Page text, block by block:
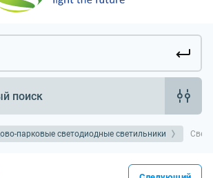
поиск
парковые светодиодные светильники